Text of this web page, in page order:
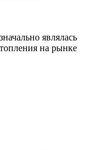
являлась
на рынке